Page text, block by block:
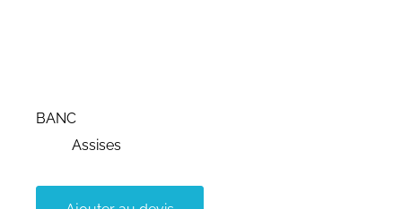
BANC
Assises